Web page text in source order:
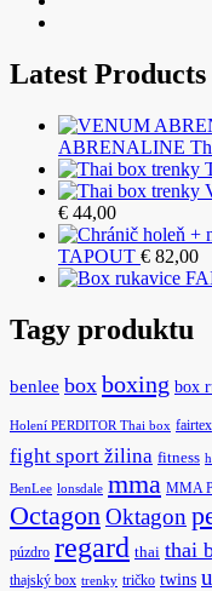
Latest Products
ABRENALINE
€ 44,00
TAPOUT € 82,00
Tagy produktu
benlee box boxing box
Holení PERDITOR Thai box fairtex
fight sport žilina fitness
BenLee lonsdale mma MMA
Octagon Oktagon
púzdro regard thai thai
thajský box trenky tričko twins